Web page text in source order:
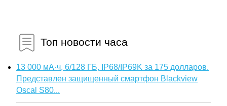
Топ новости часа
13 000 мА·ч, 6/128 ГБ, IP68/IP69K за 175 долларов.
Представлен защищенный смартфон Blackview
Oscal S80...